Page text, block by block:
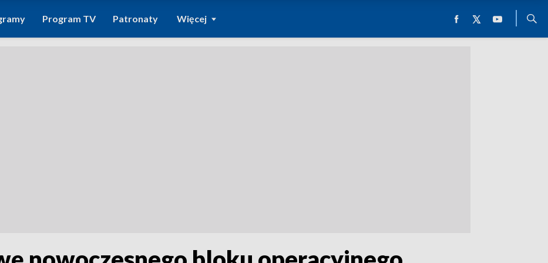
Program TV Patronaty Więcej